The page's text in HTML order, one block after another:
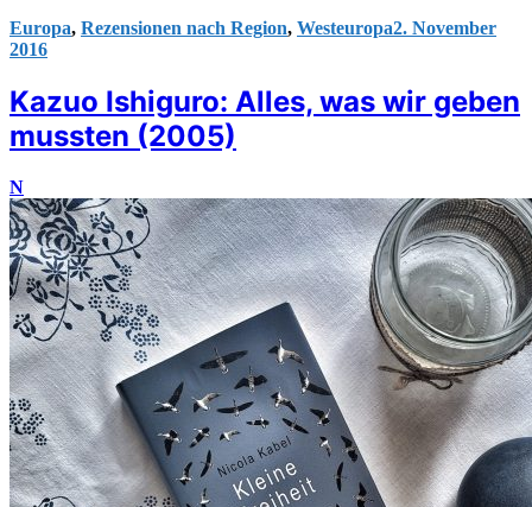
Europa, Rezensionen nach Region, Westeuropa2. November
2016
Kazuo Ishiguro: Alles, was wir geben
mussten (2005)
N